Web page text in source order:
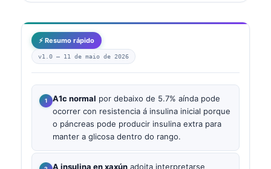
⚡ Resumo rápido
v1.0 — 11 de maio de 2026
A1c normal por debaixo de 5.7% aínda pode
ocorrer con resistencia á insulina inicial porque
o páncreas pode producir insulina extra para
manter a glicosa dentro do rango.
A insulina en xaxún adoita interpretarse